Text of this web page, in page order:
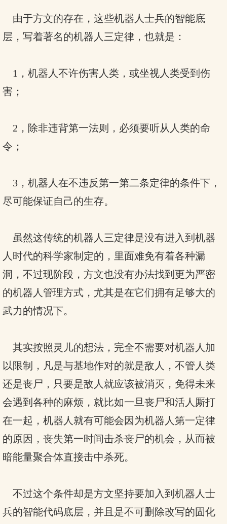
由于方文的存在，这些机器人士兵的智能底
层，写着著名的机器人三定律，也就是：
1，机器人不许伤害人类，或坐视人类受到伤
害；
2，除非违背第一法则，必须要听从人类的命
令；
3，机器人在不违反第一第二条定律的条件下，
尽可能保证自己的生存。
虽然这传统的机器人三定律是没有进入到机器
人时代的科学家制定的，里面难免有着各种漏
洞，不过现阶段，方文也没有办法找到更为严密
的机器人管理方式，尤其是在它们拥有足够大的
武力的情况下。
其实按照灵儿的想法，完全不需要对机器人加
以限制，凡是与基地作对的就是敌人，不管人类
还是丧尸，只要是敌人就应该被消灭，免得未来
会遇到各种的麻烦，就比如一旦丧尸和活人厮打
在一起，机器人就有可能会因为机器人第一定律
的原因，丧失第一时间击杀丧尸的机会，从而被
暗能量聚合体直接击中杀死。
不过这个条件却是方文坚持要加入到机器人士
兵的智能代码底层，并且是不可删除改写的固化